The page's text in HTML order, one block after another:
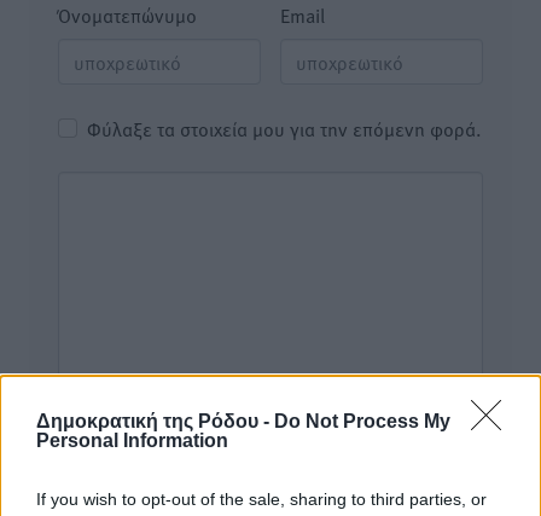
Δημοκρατική της Ρόδου - Do Not Process My
Personal Information
If you wish to opt-out of the sale, sharing to third parties, or
Όνοματεπώνυμο Email
Φύλαξε τα στοιχεία μου για την επόμενη φορά.